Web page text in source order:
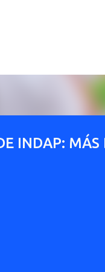
INDAP: MÁS